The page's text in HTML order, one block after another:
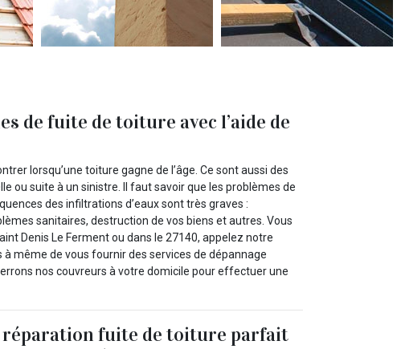
de fuite de toiture avec l’aide de
lorsqu’une toiture gagne de l’âge. Ce sont aussi des
ou suite à un sinistre. Il faut savoir que les problèmes de
des infiltrations d’eaux sont très graves :
sanitaires, destruction de vos biens et autres. Vous
Denis Le Ferment ou dans le 27140, appelez notre
même de vous fournir des services de dépannage
nos couvreurs à votre domicile pour effectuer une
réparation fuite de toiture parfait